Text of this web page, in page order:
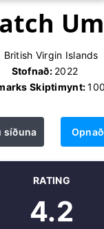
British Virgin Islands
Stofnað: 2022
Skiptimynt:100
síðuna
RATING
4.2